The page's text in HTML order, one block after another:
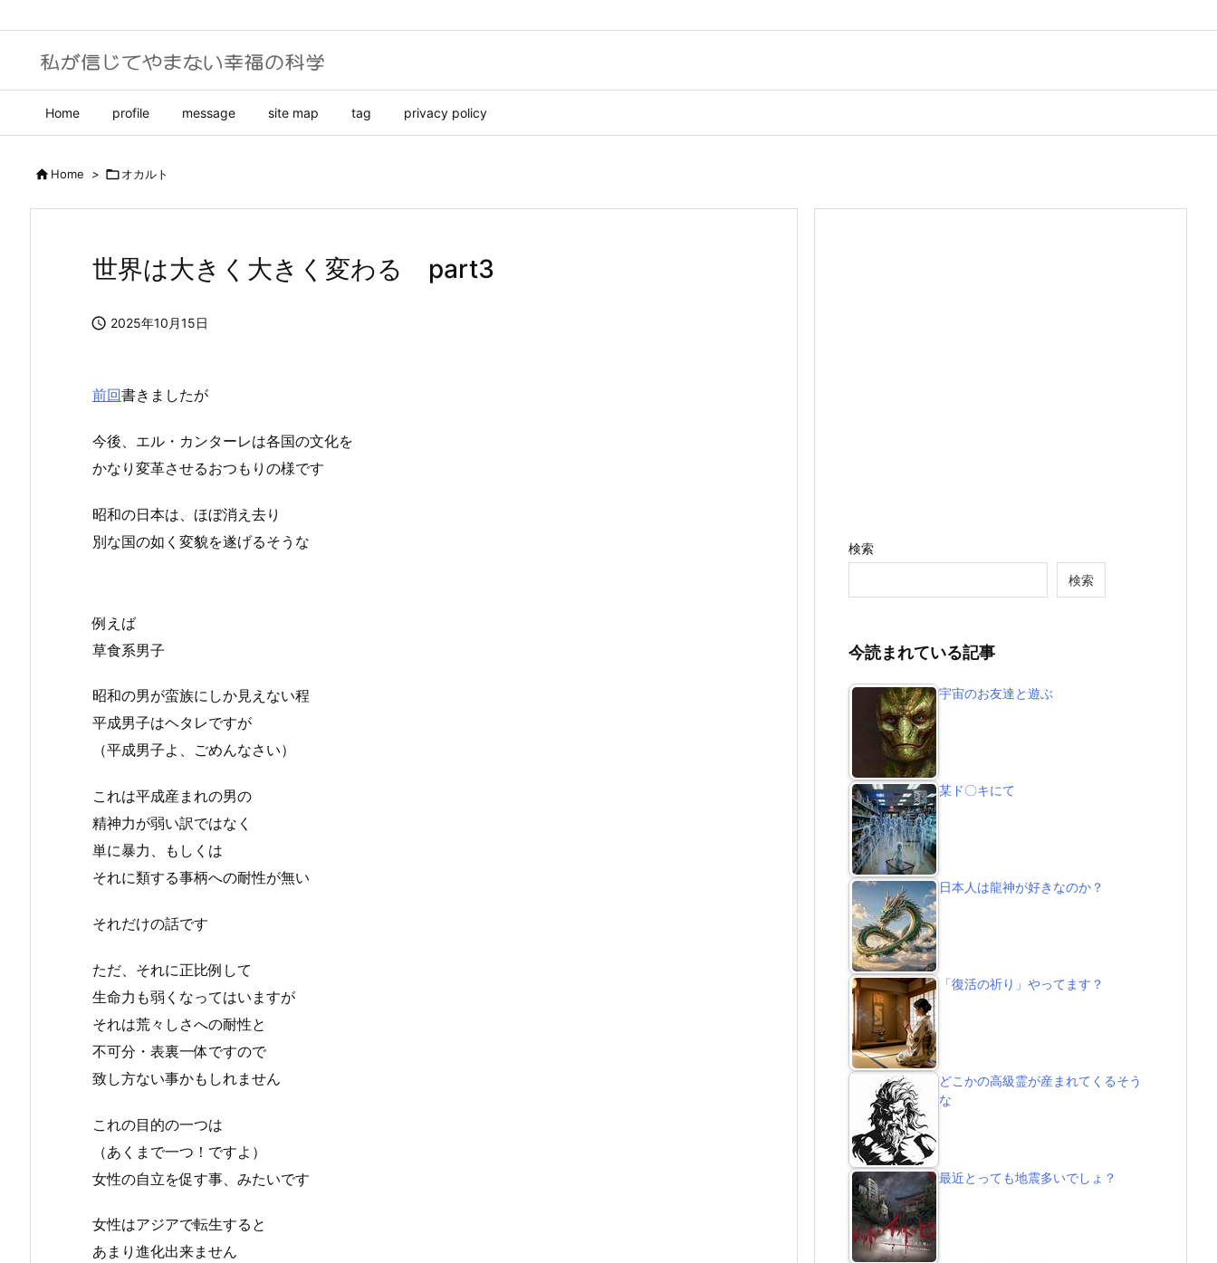
Home profile message site map tag privacy policy
Home > オカルト
世界は大きく大きく変わる part3
 2025年10月15日
前回書きましたが
今後、エル・カンターレは各国の文化を
かなり変革させるおつもりの様です
昭和の日本は、ほぼ消え去り
別な国の如く変貌を遂げるそうな
例えば
草食系男子
昭和の男が蛮族にしか見えない程
平成男子はヘタレですが
（平成男子よ、ごめんなさい）
これは平成産まれの男の
精神力が弱い訳ではなく
単に暴力、もしくは
それに類する事柄への耐性が無い
それだけの話です
ただ、それに正比例して
生命力も弱くなってはいますが
それは荒々しさへの耐性と
不可分・表裏一体ですので
致し方ない事かもしれません
これの目的の一つは
（あくまで一つ！ですよ）
女性の自立を促す事、みたいです
女性はアジアで転生すると
あまり進化出来ません
検索
検索
今読まれている記事
宇宙のお友達と遊ぶ
某ド〇キにて
日本人は龍神が好きなのか？
「復活の祈り」やってます？
どこかの高級霊が産まれてくるそう
な
最近とっても地震多いでしょ？